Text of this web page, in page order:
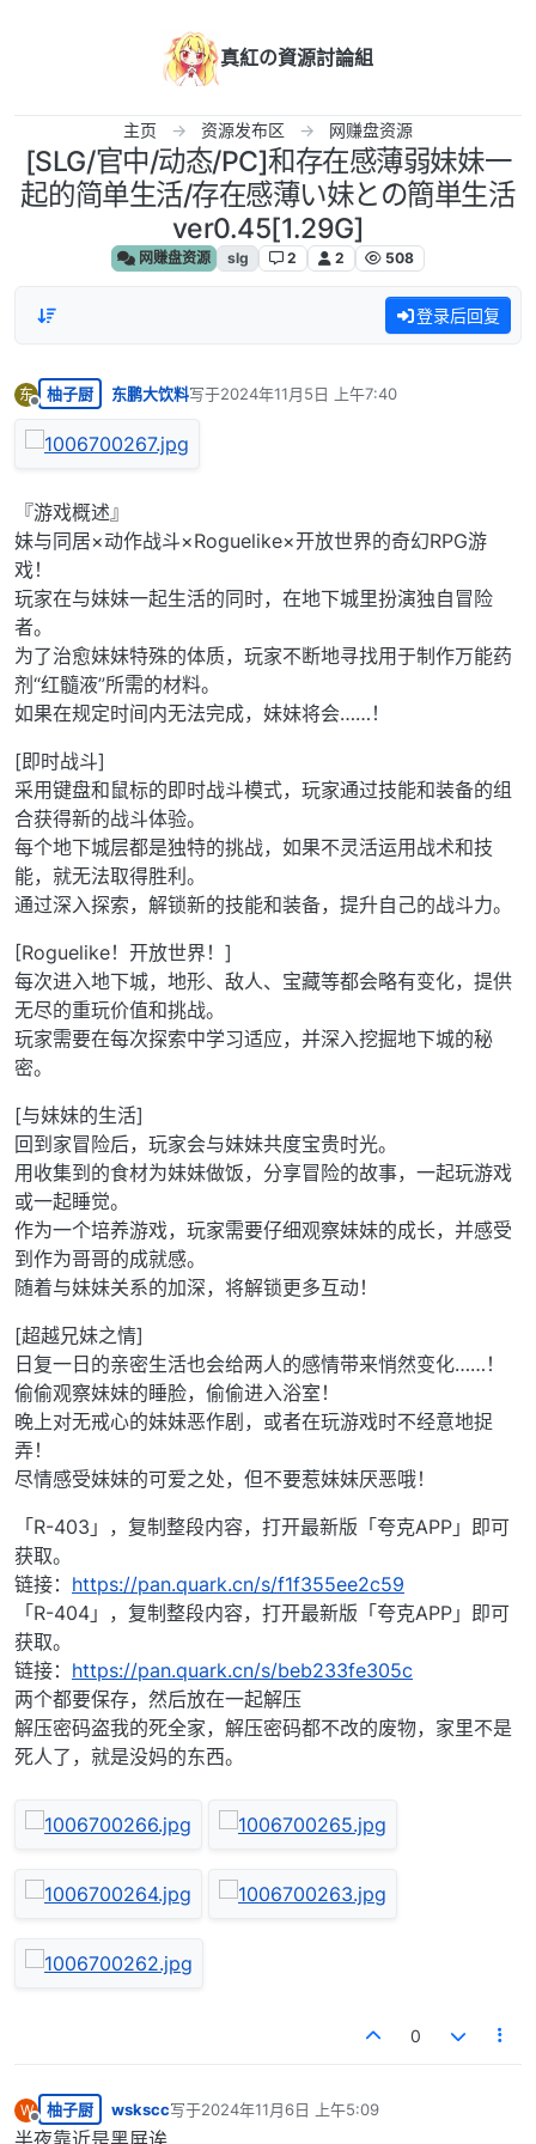
真紅の資源討論組
主页 资源发布区 网赚盘资源
[SLG/官中/动态/PC]和存在感薄弱妹妹一
起的简单生活/存在感薄い妹との簡単生活
ver0.45[1.29G]
网赚盘资源 slg 2 2 508
登录后回复
东
离线
柚子厨 东鹏大饮料写于2024年11月5日 上午7:40
最后由 编辑
『游戏概述』
妹与同居×动作战斗×Roguelike×开放世界的奇幻RPG游
戏！
玩家在与妹妹一起生活的同时，在地下城里扮演独自冒险
者。
为了治愈妹妹特殊的体质，玩家不断地寻找用于制作万能药
剂“红髓液”所需的材料。
如果在规定时间内无法完成，妹妹将会……！
[即时战斗]
采用键盘和鼠标的即时战斗模式，玩家通过技能和装备的组
合获得新的战斗体验。
每个地下城层都是独特的挑战，如果不灵活运用战术和技
能，就无法取得胜利。
通过深入探索，解锁新的技能和装备，提升自己的战斗力。
[Roguelike！开放世界！]
每次进入地下城，地形、敌人、宝藏等都会略有变化，提供
无尽的重玩价值和挑战。
玩家需要在每次探索中学习适应，并深入挖掘地下城的秘
密。
[与妹妹的生活]
回到家冒险后，玩家会与妹妹共度宝贵时光。
用收集到的食材为妹妹做饭，分享冒险的故事，一起玩游戏
或一起睡觉。
作为一个培养游戏，玩家需要仔细观察妹妹的成长，并感受
到作为哥哥的成就感。
随着与妹妹关系的加深，将解锁更多互动！
[超越兄妹之情]
日复一日的亲密生活也会给两人的感情带来悄然变化……！
偷偷观察妹妹的睡脸，偷偷进入浴室！
晚上对无戒心的妹妹恶作剧，或者在玩游戏时不经意地捉
弄！
尽情感受妹妹的可爱之处，但不要惹妹妹厌恶哦！
「R-403」，复制整段内容，打开最新版「夸克APP」即可
获取。
链接： https://pan.quark.cn/s/f1f355ee2c59
「R-404」，复制整段内容，打开最新版「夸克APP」即可
获取。
链接： https://pan.quark.cn/s/beb233fe305c
两个都要保存，然后放在一起解压
解压密码盗我的死全家，解压密码都不改的废物，家里不是
死人了，就是没妈的东西。
0
W
离线
柚子厨 wskscc写于2024年11月6日 上午5:09
最后由 编辑